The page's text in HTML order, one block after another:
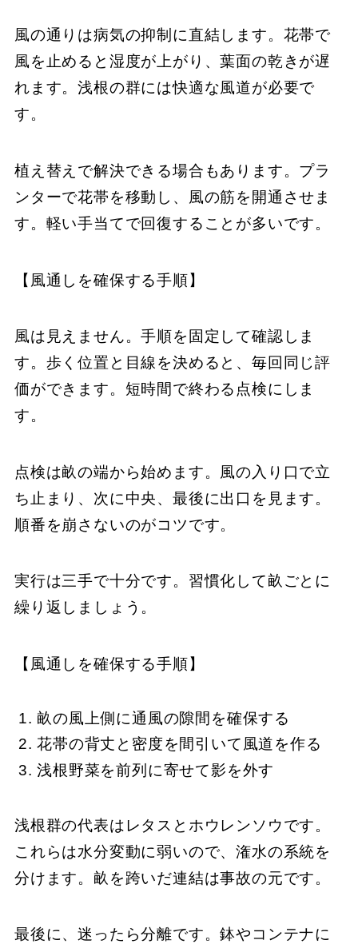
風の通りは病気の抑制に直結します。花帯で
風を止めると湿度が上がり、葉面の乾きが遅
れます。浅根の群には快適な風道が必要で
す。
植え替えで解決できる場合もあります。プラ
ンターで花帯を移動し、風の筋を開通させま
す。軽い手当てで回復することが多いです。
【風通しを確保する手順】
風は見えません。手順を固定して確認しま
す。歩く位置と目線を決めると、毎回同じ評
価ができます。短時間で終わる点検にしま
す。
点検は畝の端から始めます。風の入り口で立
ち止まり、次に中央、最後に出口を見ます。
順番を崩さないのがコツです。
実行は三手で十分です。習慣化して畝ごとに
繰り返しましょう。
【風通しを確保する手順】
畝の風上側に通風の隙間を確保する
花帯の背丈と密度を間引いて風道を作る
浅根野菜を前列に寄せて影を外す
浅根群の代表はレタスとホウレンソウです。
これらは水分変動に弱いので、潅水の系統を
分けます。畝を跨いだ連結は事故の元です。
最後に、迷ったら分離です。鉢やコンテナに